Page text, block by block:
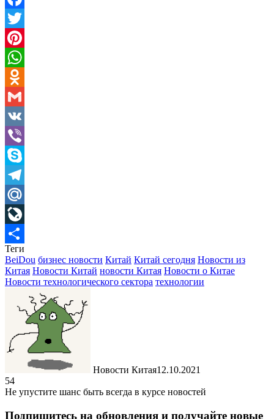
Facebook
Twitter
Pinterest
WhatsApp
Odnoklassniki
Gmail
VK
Viber
Skype
Telegram
Mail.Ru
LiveJournal
Отправить
Теги
BeiDou бизнес новости Китай Китай сегодня Новости из
Китая Новости Китай новости Китая Новости о Китае
Новости технологического сектора технологии
Новости Китая12.10.2021
54
Не упустите шанс быть всегда в курсе новостей
Подпишитесь на обновления и получайте новые